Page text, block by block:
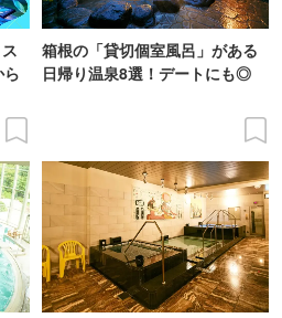
箱根の「貸切個室風呂」がある
日帰り温泉8選！デートにも◎